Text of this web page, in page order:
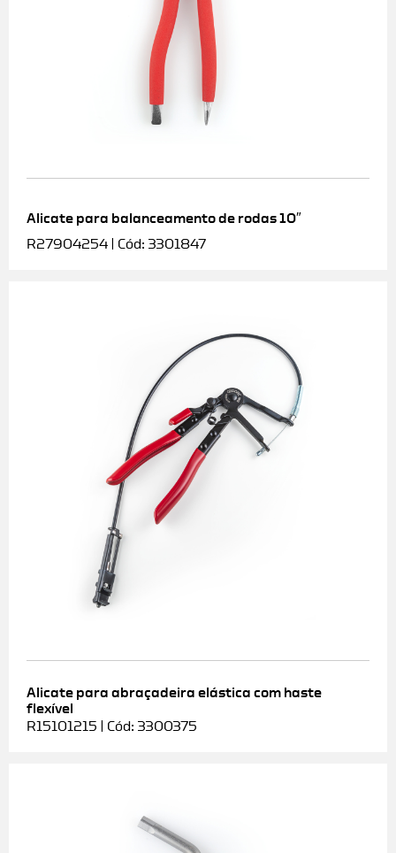
Alicate para balanceamento de rodas 10″
R27904254 | Cód: 3301847
Alicate para abraçadeira elástica com haste
flexível
R15101215 | Cód: 3300375